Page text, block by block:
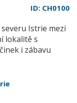
ID: CH0100
Istrie mezi
lokalitě s
i zábavu